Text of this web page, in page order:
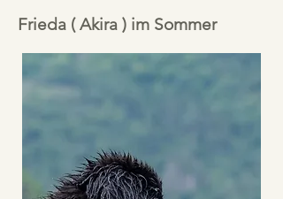
Frieda ( Akira ) im Sommer